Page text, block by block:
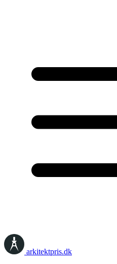
arkitektpris.dk